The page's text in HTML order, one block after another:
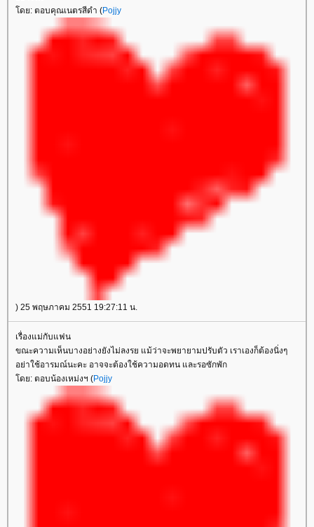
ดย: ตอบคุณเนตรสีดำ (Pojjy
) 25 พฤษภาคม 2551 19:27:11 น.
เรื่องแม่กับแฟน
ขณะความเห็นบางอย่างยังไม่ลงรย แม้ว่าจะพยายามปรับตัว เราเองก็ต้องนิ่งๆ
อย่าใช้อารมณ์นะคะ อาจจะต้องใช้ความอดทน และรอซักพัก
ดย: ตอบน้องเหม่งฯ (Pojjy